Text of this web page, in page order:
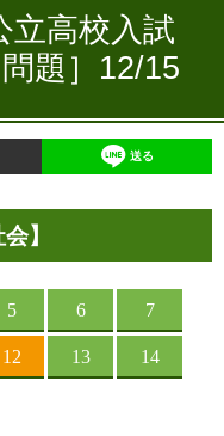
学生向け）
立高校入試
題］12/15
送る
】